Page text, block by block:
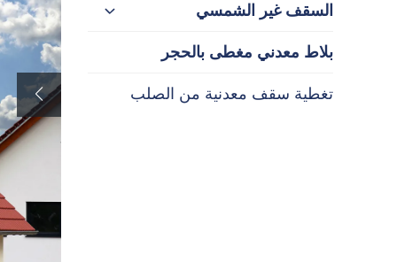
السقف غير الشمسي
بلاط معدني مغطى بالحجر
تغطية سقف معدنية من الصلب